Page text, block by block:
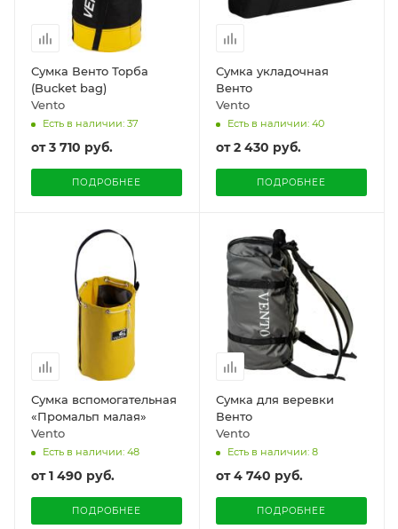
Сумка Венто Торба
(Bucket bag)
Vento
Есть в наличии: 37
от3 710 руб.
ПОДРОБНЕЕ
Сумка укладочная
Венто
Vento
Есть в наличии: 40
от2 430 руб.
ПОДРОБНЕЕ
Сумка вспомогательная
«Промальп малая»
Vento
Есть в наличии: 48
от1 490 руб.
ПОДРОБНЕЕ
Сумка для веревки
Венто
Vento
Есть в наличии: 8
от4 740 руб.
ПОДРОБНЕЕ